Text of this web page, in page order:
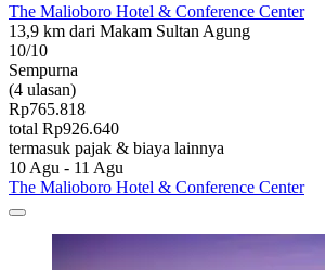
The Malioboro Hotel & Conference Center
13,9 km dari Makam Sultan Agung
10/10
Sempurna
(4 ulasan)
Rp765.818
total Rp926.640
termasuk pajak & biaya lainnya
10 Agu - 11 Agu
The Malioboro Hotel & Conference Center